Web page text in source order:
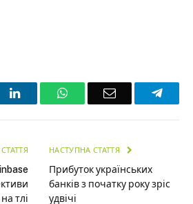
LinkedInWhatsAppEmail
тлі
НАСТУПНА СТАТТЯ
Прибуток українських
банків з початку року зріс
удвічі